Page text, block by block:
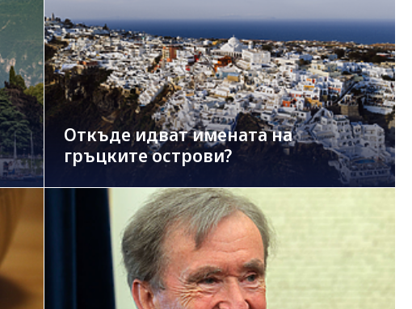
Откъде идват имената на
гръцките острови?